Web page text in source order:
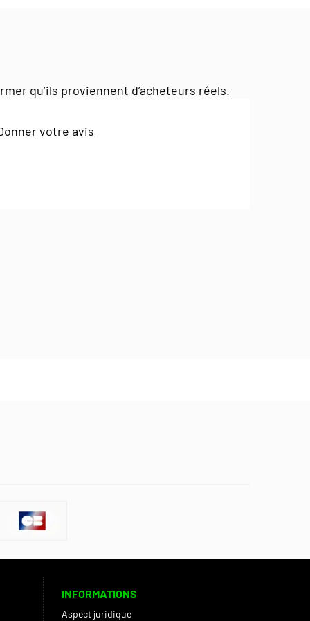
qu’ils proviennent d’acheteurs réels.
votre avis
INFORMATIONS
Aspect juridique